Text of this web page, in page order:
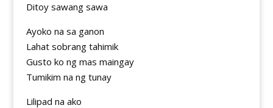
Ditoy sawang sawa
Ayoko na sa ganon
Lahat sobrang tahimik
Gusto ko ng mas maingay
Tumikim na ng tunay
Lilipad na ako